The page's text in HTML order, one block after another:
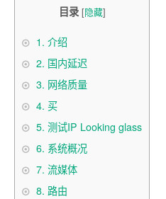
目录 [隐藏]
1. 介绍
2. 国内延迟
3. 网络质量
4. 买
5. 测试IP Looking glass
6. 系统概况
7. 流媒体
8. 路由